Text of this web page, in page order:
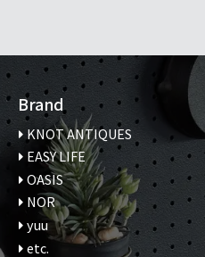
Brand
KNOT ANTIQUES
EASY LIFE
OASIS
NOR
yuu
etc.